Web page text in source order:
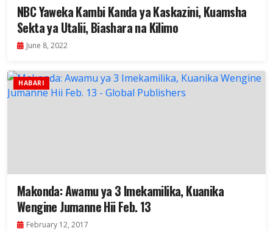
NBC Yaweka Kambi Kanda ya Kaskazini, Kuamsha
Sekta ya Utalii, Biashara na Kilimo
June 8, 2022
HABARI
Makonda: Awamu ya 3 Imekamilika, Kuanika
Wengine Jumanne Hii Feb. 13
February 12, 2017